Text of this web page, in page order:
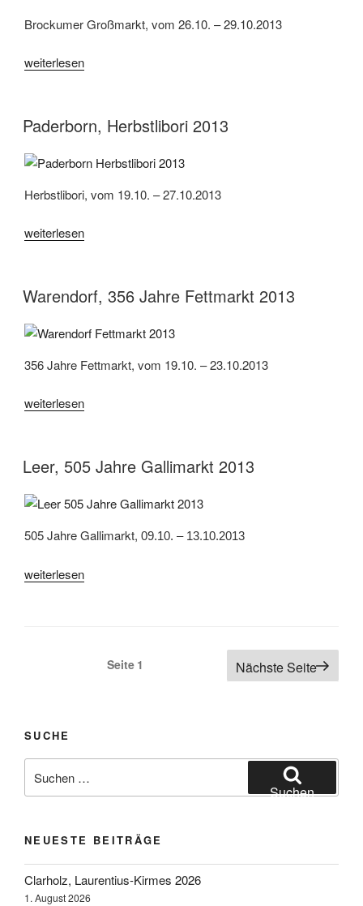
Brockumer Großmarkt, vom 26.10. – 29.10.2013
„Brockum,
2013“
weiterlesen
Paderborn, Herbstlibori 2013
Herbstlibori, vom 19.10. – 27.10.2013
„Paderborn,
weiterlesen
Warendorf, 356 Jahre Fettmarkt 2013
356 Jahre Fettmarkt, vom 19.10. – 23.10.2013
„Warendorf,
Fettmarkt
weiterlesen
Leer, 505 Jahre Gallimarkt 2013
505 Jahre Gallimarkt, 09.10. – 13.10.2013
„Leer,
weiterlesen
Seitennummerierung
Seite 1 Nächste Seite
SUCHE
nach:
Suchen
NEUESTE BEITRÄGE
Clarholz, Laurentius-Kirmes 2026
1. August 2026